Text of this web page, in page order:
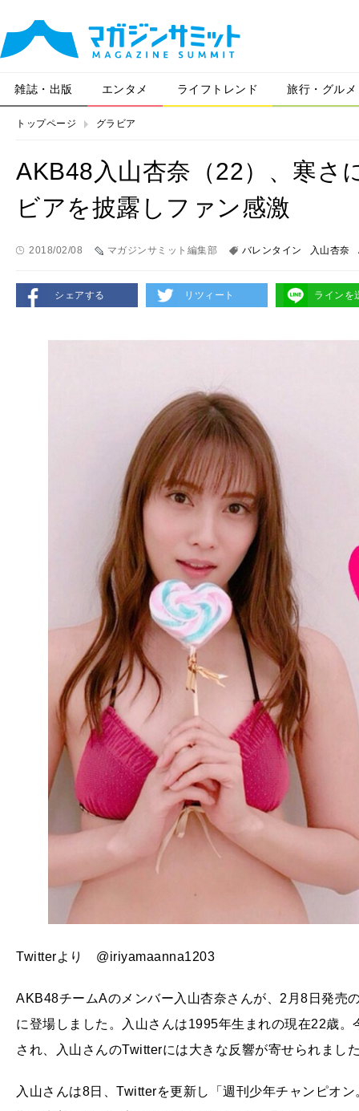
雑誌・出版 エンタメ ライフトレンド 旅行・グルメ
トップページ グラビア
AKB48入山杏奈（22）、寒さ
ビアを披露しファン感激
2018/02/08 マガジンサミット編集部 バレンタイン 入山杏奈
シェアする リツィート ラインを
Twitterより @iriyamaanna1203
AKB48チームAのメンバー入山杏奈さんが、2月8日発売
に登場しました。入山さんは1995年生まれの現在22歳
され、入山さんのTwitterには大きな反響が寄せられまし
入山さんは8日、Twitterを更新し「週刊少年チャンピオ